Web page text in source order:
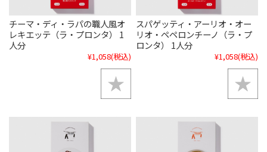
チーマ・ディ・ラパの職人風オ
レキエッテ（ラ・プロンタ） 1
人分
¥1,058(税込)
スパゲッティ・アーリオ・オー
リオ・ペペロンチーノ（ラ・プ
ロンタ） 1人分
¥1,058(税込)